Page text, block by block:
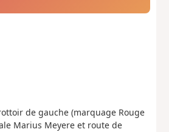
de gauche (marquage Rouge
Marius Meyere et route de